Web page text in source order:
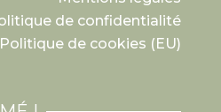
de confidentialité
Politique de cookies (EU)